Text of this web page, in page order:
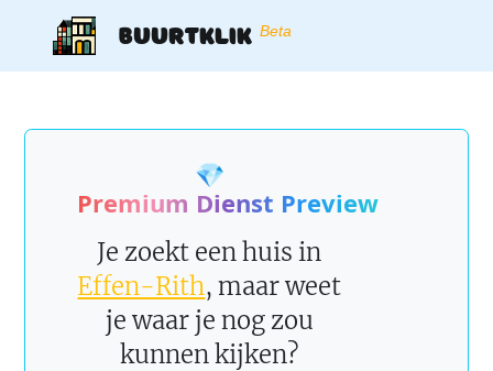
Buurtklik Beta
💎
Premium Dienst Preview
Je zoekt een huis in
Effen-Rith, maar weet
je waar je nog zou
kunnen kijken?